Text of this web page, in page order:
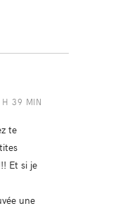
39 MIN
te
Et si je
une